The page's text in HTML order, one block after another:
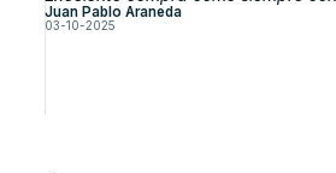
Juan Pablo Araneda
03-10-2025